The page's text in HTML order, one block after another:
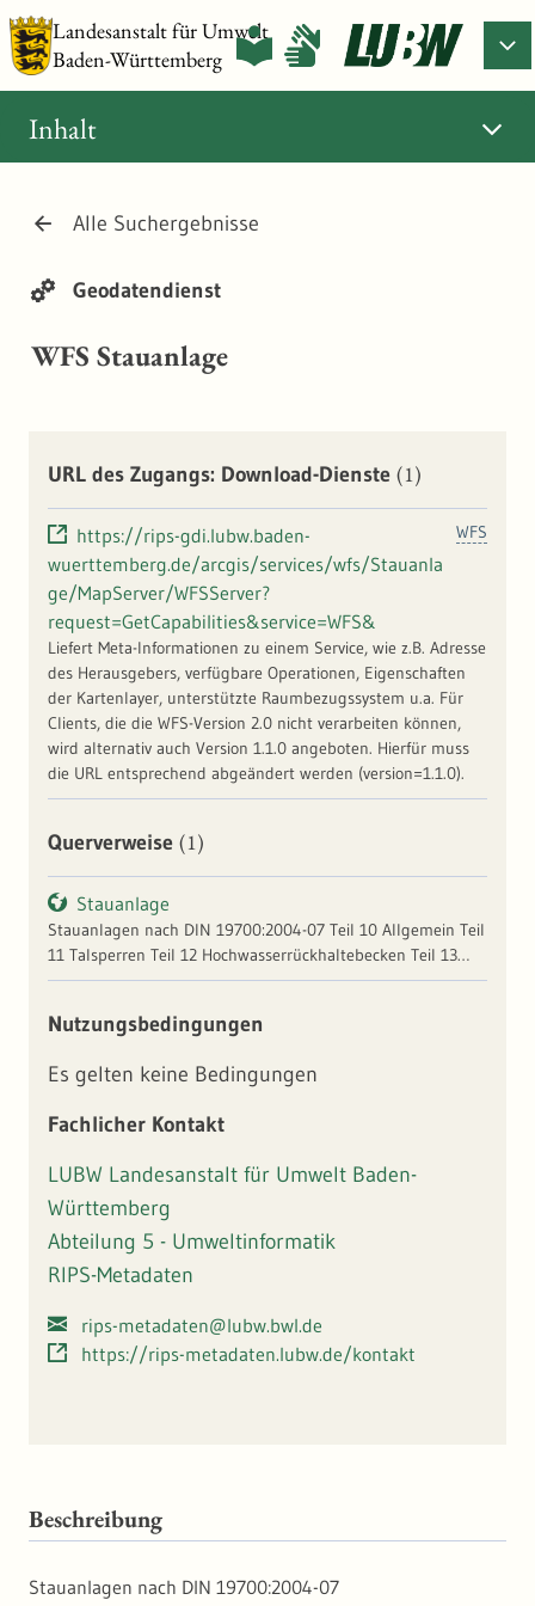
Landesanstalt für Umwelt
Baden-Württemberg
Alle Suchergebnisse
Geodatendienst
WFS Stauanlage
Inhalt
URL des Zugangs: Download-Dienste (1)
WFS
https://rips-gdi.lubw.baden-
wuerttemberg.de/arcgis/services/wfs/Stauanla
ge/MapServer/WFSServer?
request=GetCapabilities&service=WFS&
Liefert Meta-Informationen zu einem Service, wie z.B. Adresse
des Herausgebers, verfügbare Operationen, Eigenschaften
der Kartenlayer, unterstützte Raumbezugssystem u.a. Für
Clients, die die WFS-Version 2.0 nicht verarbeiten können,
wird alternativ auch Version 1.1.0 angeboten. Hierfür muss
die URL entsprechend abgeändert werden (version=1.1.0).
Querverweise (1)
Stauanlage
Stauanlagen nach DIN 19700:2004-07 Teil 10 Allgemein Teil
11 Talsperren Teil 12 Hochwasserrückhaltebecken Teil 13
Staustufen Teil 14 Pumpspeicherbecken und "Stauanlagen
Nutzungsbedingungen
Es gelten keine Bedingungen
Fachlicher Kontakt
LUBW Landesanstalt für Umwelt Baden-
Württemberg
Abteilung 5 - Umweltinformatik
RIPS-Metadaten
rips-metadaten@lubw.bwl.de
https://rips-metadaten.lubw.de/kontakt
Beschreibung
Stauanlagen nach DIN 19700:2004-07